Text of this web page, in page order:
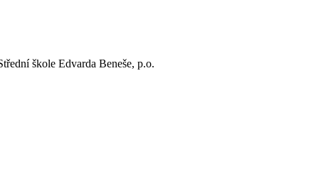
škole Edvarda Beneše, p.o.